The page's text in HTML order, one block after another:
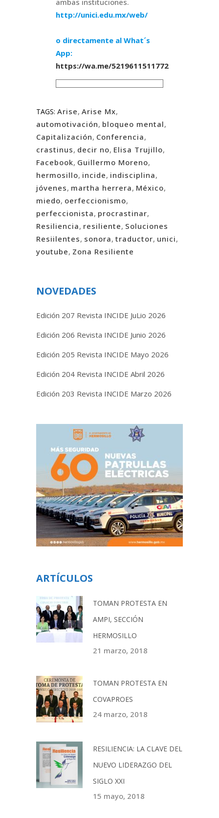
http://unici.edu.mx/web/
o directamente al What´s
App:
https://wa.me/5219611511772
TAGS: Arise, Arise Mx,
automotivación, bloqueo mental,
Capitalización, Conferencia,
crastinus, decir no, Elisa Trujillo,
Facebook, Guillermo Moreno,
hermosillo, incide, indisciplina,
jóvenes, martha herrera, México,
miedo, oerfeccionismo,
perfeccionista, procrastinar,
Resiliencia, resiliente, Soluciones
Resiilentes, sonora, traductor, unici,
youtube, Zona Resiliente
NOVEDADES
Edición 207 Revista INCIDE JuLio 2026
Edición 206 Revista INCIDE Junio 2026
Edición 205 Revista INCIDE Mayo 2026
Edición 204 Revista INCIDE Abril 2026
Edición 203 Revista INCIDE Marzo 2026
ARTÍCULOS
TOMAN PROTESTA EN
AMPI, SECCIÓN
HERMOSILLO
21 marzo, 2018
TOMAN PROTESTA EN
COVAPROES
24 marzo, 2018
RESILIENCIA: LA CLAVE DEL
NUEVO LIDERAZGO DEL
SIGLO XXI
15 mayo, 2018